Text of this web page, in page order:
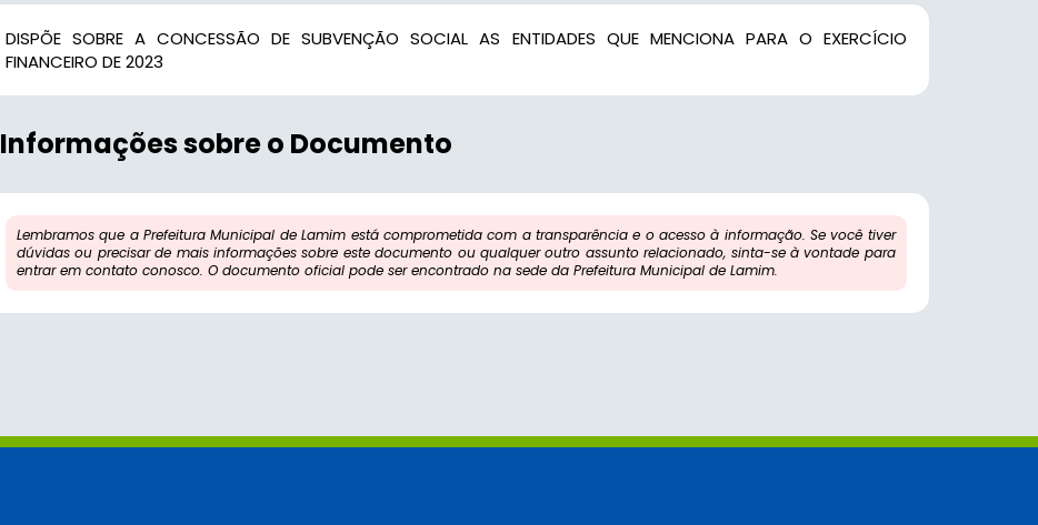
DISPÕE SOBRE A CONCESSÃO DE SUBVENÇÃO SOCIAL AS ENTIDADES QUE MENCIONA PARA O EXERCÍCIO
FINANCEIRO DE 2023
Informações sobre o Documento
Lembramos que a Prefeitura Municipal de Lamim está comprometida com a transparência e o acesso à informação. Se você tiver
dúvidas ou precisar de mais informações sobre este documento ou qualquer outro assunto relacionado, sinta-se à vontade para
entrar em contato conosco. O documento oficial pode ser encontrado na sede da Prefeitura Municipal de Lamim.